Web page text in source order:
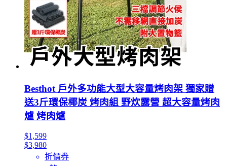
Besthot 戶外多功能大型大容量烤肉架 獨家贈
送3斤環保椰炭 烤肉組 野炊露營 超大容量烤肉
爐 烤肉爐
$1,599
$3,980
折價券